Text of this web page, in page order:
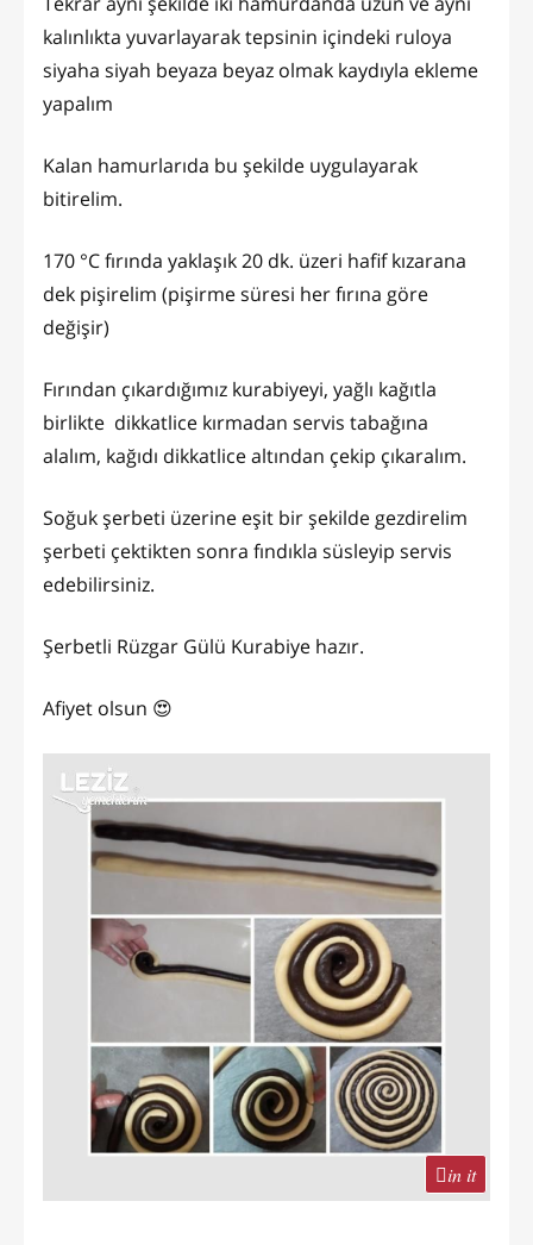
kalınlıkta yuvarlayarak tepsinin içindeki ruloya
siyaha siyah beyaza beyaz olmak kaydıyla ekleme
yapalım
Kalan hamurlarıda bu şekilde uygulayarak
bitirelim.
170 °C fırında yaklaşık 20 dk. üzeri hafif kızarana
dek pişirelim (pişirme süresi her fırına göre
değişir)
Fırından çıkardığımız kurabiyeyi, yağlı kağıtla
birlikte dikkatlice kırmadan servis tabağına
alalım, kağıdı dikkatlice altından çekip çıkaralım.
Soğuk şerbeti üzerine eşit bir şekilde gezdirelim
şerbeti çektikten sonra fındıkla süsleyip servis
edebilirsiniz.
Şerbetli Rüzgar Gülü Kurabiye hazır.
Afiyet olsun 😍
in it